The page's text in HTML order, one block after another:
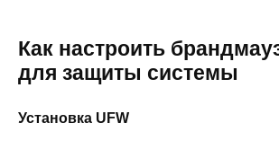
Как настроить
для защиты системы
Установка UFW